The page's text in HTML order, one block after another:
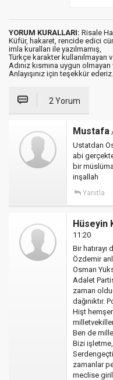
YORUM KURALLARI: Risale
Küfür, hakaret, rencide edici
imla kuralları ile yazılmamış,
Türkçe karakter kullanılmayan
Adınız kısmına uygun
Anlayışınız için teşekkür ederiz.
2 Yorum
Mustafa
Ustatdan
abi
bir
inşallah
Yanıtla
Hüseyin
11:20
Bir
Özdemir
Osman
Adalet
zaman
dağınıktır.
Hişt
Ben de
Bizi
zamanlar
meclise